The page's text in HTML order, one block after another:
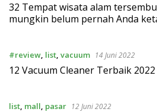
32 Tempat wisata alam
mungkin belum pernah Anda
#review, list, vacuum 14 Juni 2022
12 Vacuum Cleaner Terbaik 2022
list, mall, pasar 12 Juni 2022